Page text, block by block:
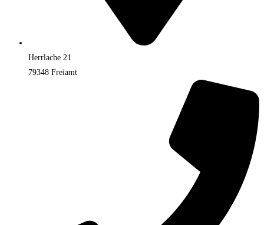
Herrlache 21
79348 Freiamt